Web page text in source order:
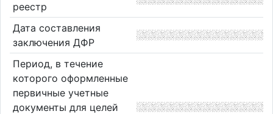
реестр
Дата составления
заключения ДФР
Период, в течение
которого оформленные
первичные учетные
документы для целей